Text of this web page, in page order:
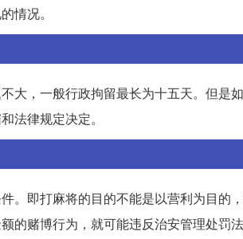
情况。
大，一般行政拘留最长为十五天。但是
法律规定决定。
。即打麻将的目的不能是以营利为目的
的赌博行为，就可能违反治安管理处罚